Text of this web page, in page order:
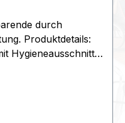
durch
Produktdetails:
Hygieneausschnitt